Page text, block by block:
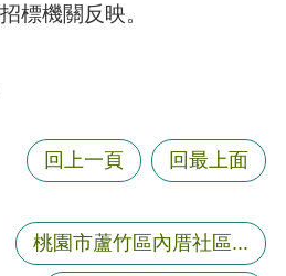
標機關反映。
回上一頁 回最上面
桃園市蘆竹區內厝社區...